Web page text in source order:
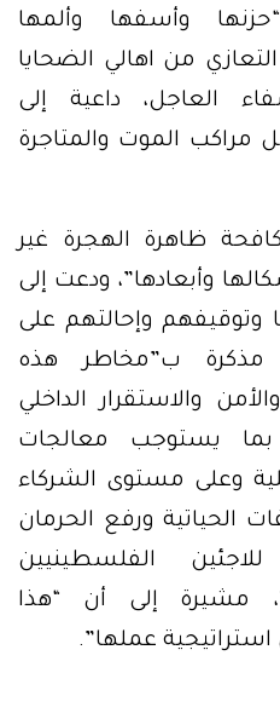
وأسفها وألمها
من اهالي الضحايا
العاجل، داعية إلى
الموت والمتاجرة
ظاهرة الهجرة غير
وأبعادها”، ودعت إلى
وتوقيفهم وإحالتهم على
مذكرة ب”مخاطر هذه
والاستقرار الداخلي
بما يستوجب معالجات
وعلى مستوى الشركاء
الحياتية ورفع الحرمان
الفلسطينيين
مشيرة إلى أن “هذا
عملها”.